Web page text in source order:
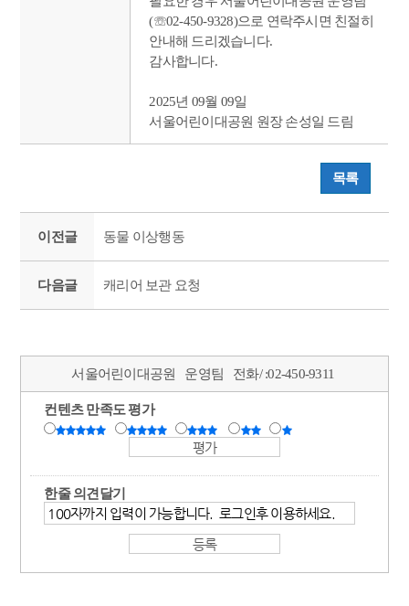
(☏02-450-9328)으로 연락주시면 친절히
안내해 드리겠습니다.
감사합니다.
2025년 09월 09일
서울어린이대공원 원장 손성일 드림
목록
이전글 동물 이상행동
다음글 캐리어 보관 요청
서울어린이대공원 운영팀 전화/ :02-450-9311
컨텐츠 만족도 평가
한줄 의견달기